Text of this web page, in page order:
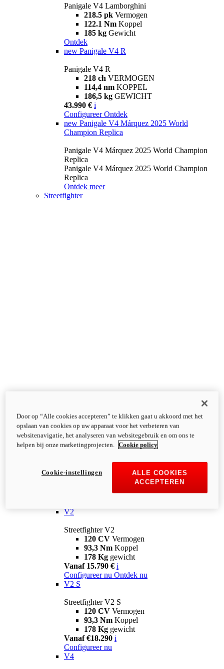
Panigale V4 Lamborghini
218.5 pk Vermogen
122.1 Nm Koppel
185 kg Gewicht
Ontdek
new Panigale V4 R
Panigale V4 R
218 ch VERMOGEN
114,4 nm KOPPEL
186,5 kg GEWICHT
43.990 € i
Configureer Ontdek
new Panigale V4 Márquez 2025 World
Champion Replica
Panigale V4 Márquez 2025 World Champion
Replica
Panigale V4 Márquez 2025 World Champion
Replica
Ontdek meer
Streetfighter
V2
Streetfighter V2
120 CV Vermogen
93,3 Nm Koppel
178 Kg gewicht
Vanaf 15.790 € i
Configureer nu Ontdek nu
V2 S
Streetfighter V2 S
120 CV Vermogen
93,3 Nm Koppel
178 Kg gewicht
Vanaf €18.290 i
Configureer nu
V4
Door op “Alle cookies accepteren” te klikken gaat u akkoord met het
opslaan van cookies op uw apparaat voor het verbeteren van
websitenavigatie, het analyseren van websitegebruik en om ons te
helpen bij onze marketingprojecten.
Cookie policy
ALLE COOKIES
ACCEPTEREN
Cookie-instellingen